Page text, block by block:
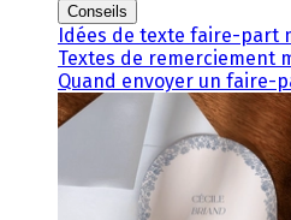
Conseils
Idées de texte faire-part
Textes de remerciement
Quand envoyer un faire-